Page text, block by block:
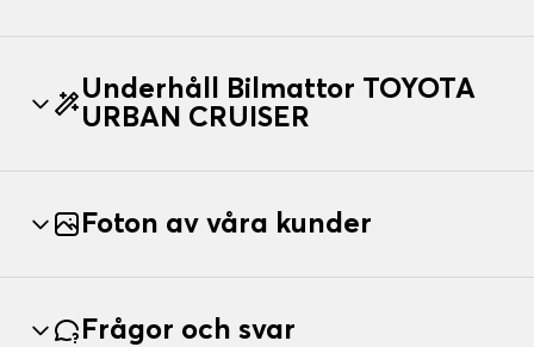
Underhåll Bilmattor TOYOTA
URBAN CRUISER
Foton av våra kunder
Frågor och svar